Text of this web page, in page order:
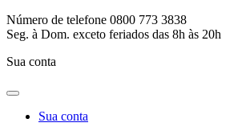
Número de telefone 0800 773 3838
Seg. à Dom. exceto feriados das 8h às 20h
Sua conta
Sua conta